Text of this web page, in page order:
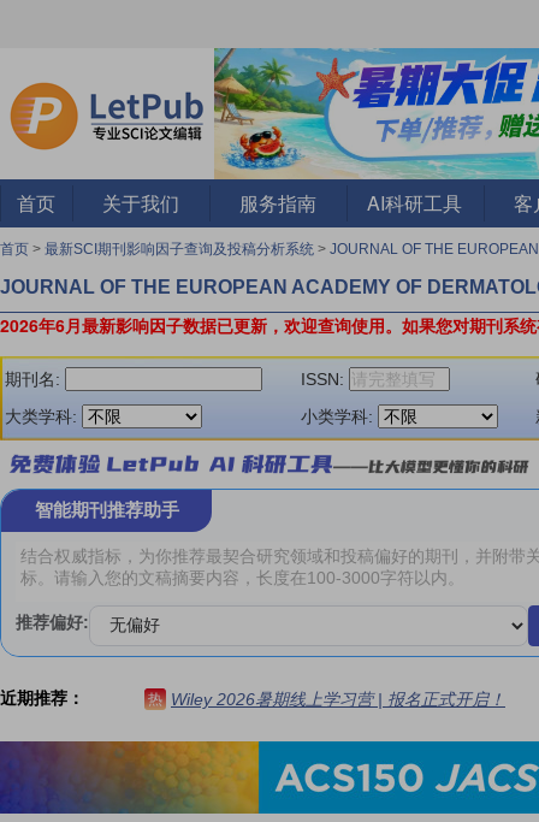
首页 关于我们 服务指南 AI科研工具 客
首页 > 最新SCI期刊影响因子查询及投稿分析系统 > JOURNAL OF THE
JOURNAL OF THE EUROPEAN ACADEMY OF
2026年6月最新影响因子数据已更新，欢迎查询使用。 如果您对期刊系
期刊名: ISSN:
大类学科:
小类学科:
智能期刊推荐助手
推荐偏好:
近期推荐： 热 Wiley 2026暑期线上学习营 | 报名正式开启！